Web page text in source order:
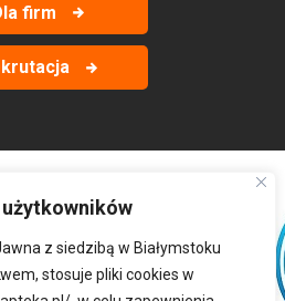
z siedzibą w Białymstoku
stosuje pliki cookies w
firm